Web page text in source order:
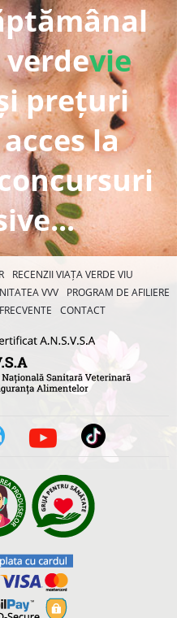
vie
prețuri
la
RECENZII VIAȚA VERDE VIU
VVV
PROGRAM DE AFILIERE
CONTACT